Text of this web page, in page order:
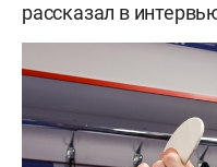
рассказал в